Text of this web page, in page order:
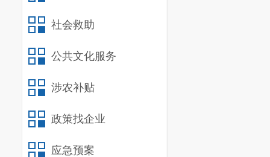
社会救助
公共文化服务
涉农补贴
政策找企业
应急预案